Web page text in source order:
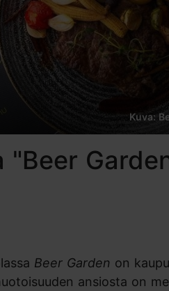
Kuva:
"Beer
Beer Garden on
ansiosta on